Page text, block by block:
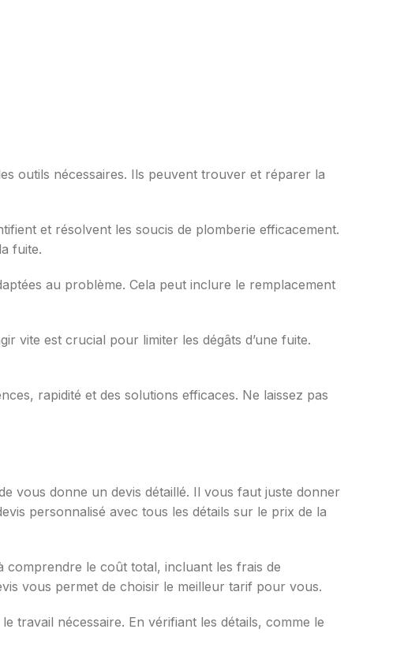
outils nécessaires. Ils peuvent trouver et réparer la
et résolvent les soucis de plomberie efficacement.
fuite.
au problème. Cela peut inclure le remplacement
vite est crucial pour limiter les dégâts d’une fuite.
rapidité et des solutions efficaces. Ne laissez pas
vous donne un devis détaillé. Il vous faut juste donner
personnalisé avec tous les détails sur le prix de la
comprendre le coût total, incluant les frais de
vous permet de choisir le meilleur tarif pour vous.
travail nécessaire. En vérifiant les détails, comme le